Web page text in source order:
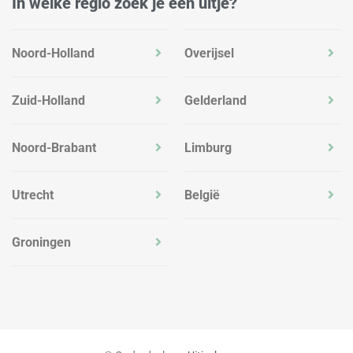
Noord-Holland
Zuid-Holland
Noord-Brabant
Utrecht
Groningen
Overijsel
Gelderland
Limburg
België